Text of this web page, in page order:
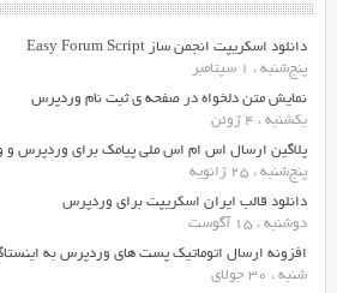
دانلود اسکریپت انجمن ساز Easy Forum Script
پنج‌شنبه ، 1 سپتامبر
نمایش متن دلخواه در صفحه ی ثبت نام وردپرس
یکشنبه ، 4 ژوئن
پلاگین ارسال اس ام اس ملی پیامک برای وردپرس و
پنج‌شنبه ، 25 ژانویه
دانلود قالب ایران اسکریپت برای وردپرس
دوشنبه ، 15 آگوست
افزونه ارسال اتوماتیک پست های وردپرس به
شنبه ، 30 جولای